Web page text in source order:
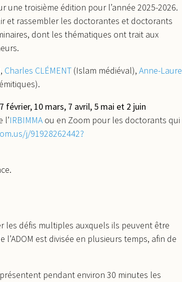
une troisième édition pour l’année 2025-2026.
et rassembler les doctorantes et doctorants
dont les thématiques ont trait aux
Charles CLÉMENT (Islam médiéval), Anne-Laure
février, 10 mars, 7 avril, 5 mai et 2 juin
l’IRBIMMA ou en Zoom pour les doctorants qui
j/91928262442?
les défis multiples auxquels ils peuvent être
est divisée en plusieurs temps, afin de
pendant environ 30 minutes les